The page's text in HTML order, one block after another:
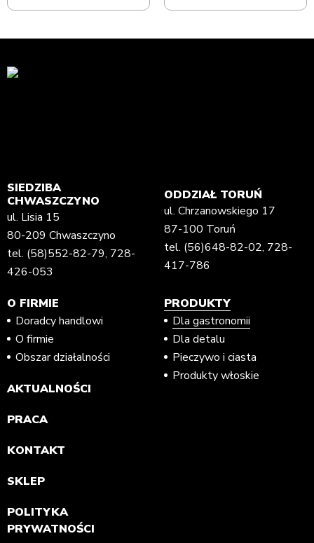
SIEDZIBA
CHWASZCZYNO
ul. Lisia 15
80-209 Chwaszczyno
tel. (58)552-82-79, 728-
426-053
ODDZIAŁ TORUŃ
ul. Chrzanowskiego 17
87-100 Toruń
tel. (56)648-82-02, 728-
417-786
O FIRMIE
Doradcy handlowi
O firmie
Obszar działalności
AKTUALNOŚCI
PRACA
KONTAKT
SKLEP
POLITYKA
PRYWATNOŚCI
PRODUKTY
Dla gastronomii
Dla detalu
Pieczywo i ciasta
Produkty włoskie